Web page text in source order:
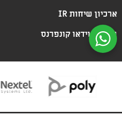
ארכיון שיחות IR
שירותי וידאו קונפרנס